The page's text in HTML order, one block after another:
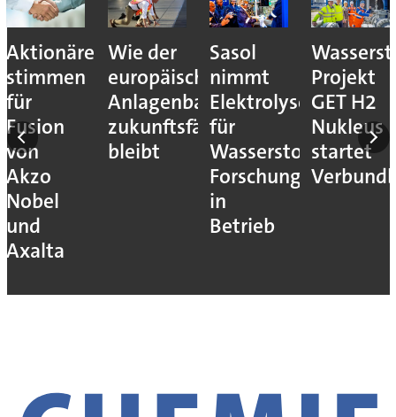
Aktionäre
stimmen
für
Fusion
von
Akzo
Nobel
und
Axalta
Wie der
europäische
Anlagenbau
zukunftsfähig
bleibt
Sasol
nimmt
Elektrolyseur
für
Wasserstoff-
Forschung
in
Betrieb
Projekt
GET H2
Nukleus
startet